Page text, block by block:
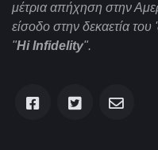
μέτρια απήχηση στην
είσοδο στην δεκαετία
"Hi Infidelity".